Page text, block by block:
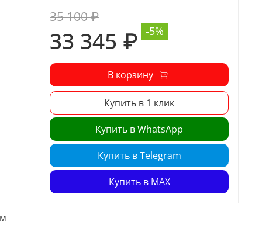
35 100 ₽
33 345 ₽ -5%
В корзину
Купить в 1 клик
Купить в WhatsApp
Купить в Telegram
Купить в MAX